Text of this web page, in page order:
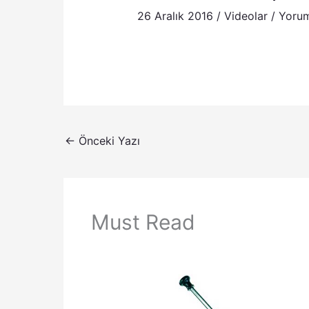
26 Aralık 2016 / Videolar/
← Önceki Yazı
Must Read